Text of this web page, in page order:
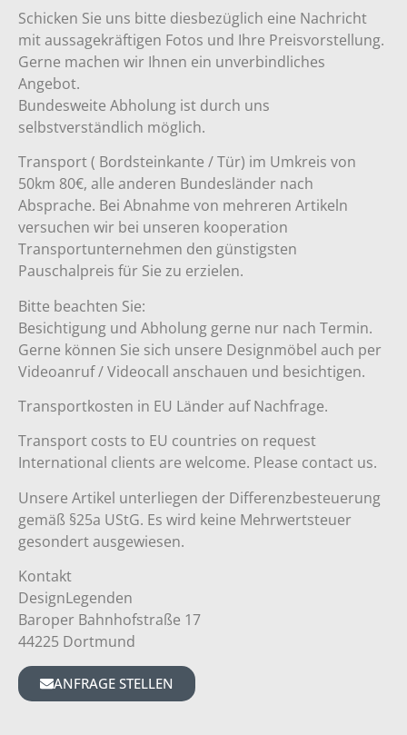
Schicken Sie uns bitte diesbezüglich eine Nachricht
mit aussagekräftigen Fotos und Ihre Preisvorstellung.
Gerne machen wir Ihnen ein unverbindliches
Angebot.
Bundesweite Abholung ist durch uns
selbstverständlich möglich.
Transport ( Bordsteinkante / Tür) im Umkreis von
50km 80€, alle anderen Bundesländer nach
Absprache. Bei Abnahme von mehreren Artikeln
versuchen wir bei unseren kooperation
Transportunternehmen den günstigsten
Pauschalpreis für Sie zu erzielen.
Bitte beachten Sie:
Besichtigung und Abholung gerne nur nach Termin.
Gerne können Sie sich unsere Designmöbel auch per
Videoanruf / Videocall anschauen und besichtigen.
Transportkosten in EU Länder auf Nachfrage.
Transport costs to EU countries on request
International clients are welcome. Please contact us.
Unsere Artikel unterliegen der Differenzbesteuerung
gemäß §25a UStG. Es wird keine Mehrwertsteuer
gesondert ausgewiesen.
Kontakt
DesignLegenden
Baroper Bahnhofstraße 17
44225 Dortmund
ANFRAGE STELLEN